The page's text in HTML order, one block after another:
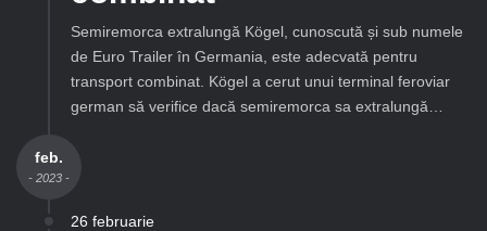
Semiremorca extralungă Kögel, cunoscută și sub numele
de Euro Trailer în Germania, este adecvată pentru
transport combinat. Kögel a cerut unui terminal feroviar
german să verifice dacă semiremorca sa extralungă…
feb.
- 2023 -
26 februarie